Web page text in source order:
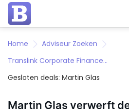
Home
Adviseur Zoeken
Translink Corporate Finance
Gesloten deals: Martin Glas
Martin Glas verwerft